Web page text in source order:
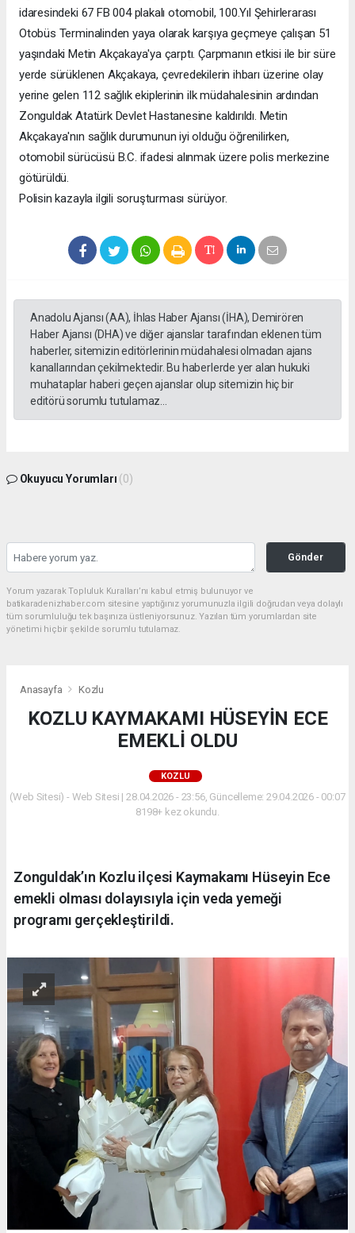
idaresindeki 67 FB 004 plakalı otomobil, 100.Yıl Şehirlerarası
Otobüs Terminalinden yaya olarak karşıya geçmeye çalışan 51
yaşındaki Metin Akçakaya'ya çarptı. Çarpmanın etkisi ile bir süre
yerde sürüklenen Akçakaya, çevredekilerin ihbarı üzerine olay
yerine gelen 112 sağlık ekiplerinin ilk müdahalesinin ardından
Zonguldak Atatürk Devlet Hastanesine kaldırıldı. Metin
Akçakaya'nın sağlık durumunun iyi olduğu öğrenilirken,
otomobil sürücüsü B.C. ifadesi alınmak üzere polis merkezine
götürüldü.
Polisin kazayla ilgili soruşturması sürüyor.
Anadolu Ajansı (AA), İhlas Haber Ajansı (İHA), Demirören
Haber Ajansı (DHA) ve diğer ajanslar tarafından eklenen tüm
haberler, sitemizin editörlerinin müdahalesi olmadan ajans
kanallarından çekilmektedir. Bu haberlerde yer alan hukuki
muhataplar haberi geçen ajanslar olup sitemizin hiç bir
editörü sorumlu tutulamaz...
Okuyucu Yorumları (0)
Gönder
Yorum yazarak Topluluk Kuralları’nı kabul etmiş bulunuyor ve
batikaradenizhaber.com sitesine yaptığınız yorumunuzla ilgili doğrudan veya dolaylı
tüm sorumluluğu tek başınıza üstleniyorsunuz. Yazılan tüm yorumlardan site
yönetimi hiçbir şekilde sorumlu tutulamaz.
Anasayfa Kozlu
KOZLU KAYMAKAMI HÜSEYİN ECE
EMEKLİ OLDU
KOZLU
(Web Sitesi) - Web Sitesi | 28.04.2026 - 23:56, Güncelleme: 29.04.2026 - 00:07
8198+ kez okundu.
Zonguldak’ın Kozlu ilçesi Kaymakamı Hüseyin Ece
emekli olması dolayısıyla için veda yemeği
programı gerçekleştirildi.